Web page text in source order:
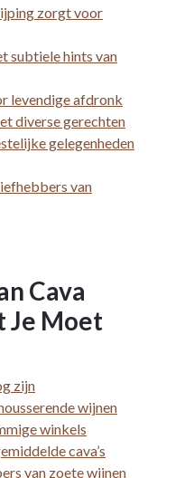
zorgt voor
subtiele hints van
levendige afdronk
diverse gerechten
gelegenheden
van
Cava
Je Moet
zijn
wijnen
winkels
cava’s
van zoete wijnen